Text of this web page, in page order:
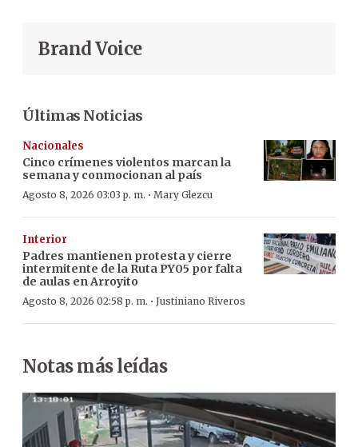
Brand Voice
Últimas Noticias
Nacionales
Cinco crímenes violentos marcan la
semana y conmocionan al país
Agosto 8, 2026 03:03 p. m. · Mary Glezcu
Interior
Padres mantienen protesta y cierre
intermitente de la Ruta PY05 por falta
de aulas en Arroyito
Agosto 8, 2026 02:58 p. m. · Justiniano Riveros
Notas más leídas